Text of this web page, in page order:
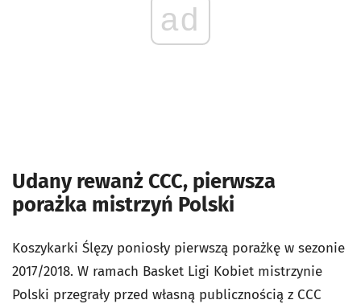
ad
Udany rewanż CCC, pierwsza
porażka mistrzyń Polski
Koszykarki Ślęzy poniosły pierwszą porażkę w sezonie
2017/2018. W ramach Basket Ligi Kobiet mistrzynie
Polski przegrały przed własną publicznością z CCC